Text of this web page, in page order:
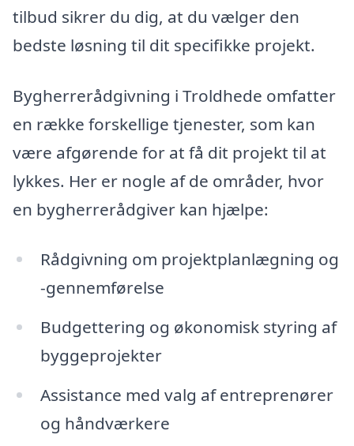
tilbud sikrer du dig, at du vælger den
bedste løsning til dit specifikke projekt.
Bygherrerådgivning i Troldhede omfatter
en række forskellige tjenester, som kan
være afgørende for at få dit projekt til at
lykkes. Her er nogle af de områder, hvor
en bygherrerådgiver kan hjælpe:
Rådgivning om projektplanlægning og
-gennemførelse
Budgettering og økonomisk styring af
byggeprojekter
Assistance med valg af entreprenører
og håndværkere